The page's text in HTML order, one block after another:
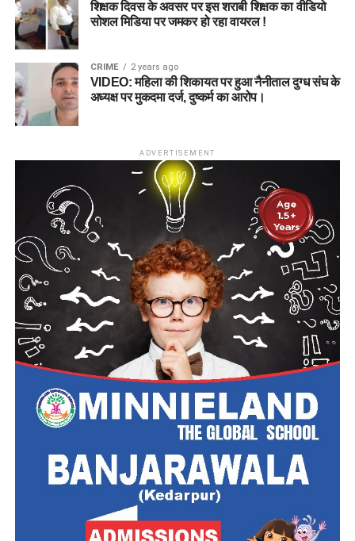
शिक्षक दिवस के अवसर पर इस शराबी शिक्षक का वीडियो
सोशल मिडिया पर जमकर हो रहा वायरल !
CRIME 2 years ago
VIDEO: महिला की शिकायत पर हुआ नैनीताल दुग्ध संघ के
अध्यक्ष पर मुकदमा दर्ज, दुष्कर्म का आरोप।
ADVERTISEMENT